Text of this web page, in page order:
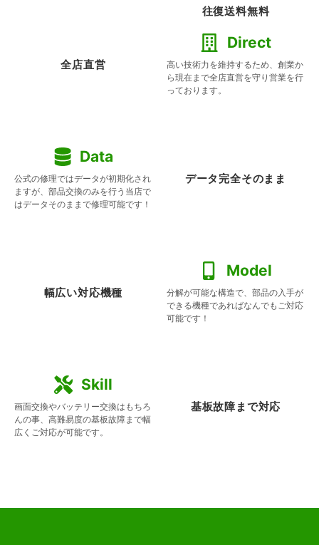
往復送料無料
全店直営
Direct
高い技術力を維持するため、創業か
ら現在まで全店直営を守り営業を行
っております。
データ完全そのまま
Data
公式の修理ではデータが初期化され
ますが、部品交換のみを行う当店で
はデータそのままで修理可能です！
幅広い対応機種
Model
分解が可能な構造で、部品の入手が
できる機種であればなんでもご対応
可能です！
基板故障まで対応
Skill
画面交換やバッテリー交換はもちろ
んの事、高難易度の基板故障まで幅
広くご対応が可能です。